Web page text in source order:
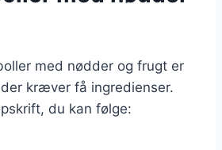
med nødder og frugt er
kræver få ingredienser.
du kan følge: